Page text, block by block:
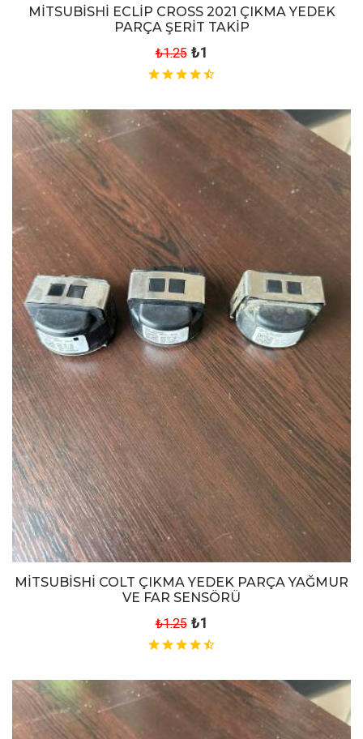
MİTSUBİSHİ ECLİP CROSS 2021 ÇIKMA YEDEK
PARÇA ŞERİT TAKİP
₺1.25 ₺1
MİTSUBİSHİ COLT ÇIKMA YEDEK PARÇA YAĞMUR
VE FAR SENSÖRÜ
₺1.25 ₺1